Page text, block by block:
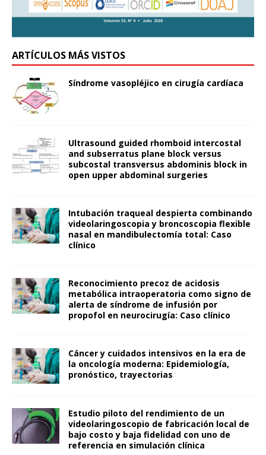
ARTÍCULOS MÁS VISTOS
Síndrome vasopléjico en cirugía cardíaca
Ultrasound guided rhomboid intercostal
and subserratus plane block versus
subcostal transversus abdominis block in
open upper abdominal surgeries
Intubación traqueal despierta combinando
videolaringoscopia y broncoscopia flexible
nasal en mandibulectomía total: Caso
clínico
Reconocimiento precoz de acidosis
metabólica intraoperatoria como signo de
alerta de síndrome de infusión por
propofol en neurocirugía: Caso clínico
Cáncer y cuidados intensivos en la era de
la oncología moderna: Epidemiología,
pronóstico, trayectorias
Estudio piloto del rendimiento de un
videolaringoscopio de fabricación local de
bajo costo y baja fidelidad con uno de
referencia en simulación clínica